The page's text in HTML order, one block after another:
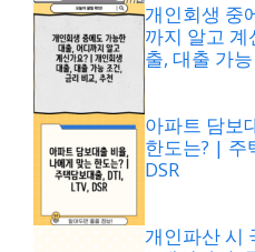
개인회생 중
까지 알고
출, 대출 가
아파트 담보
한도는? | 주
DSR
개인파산 시